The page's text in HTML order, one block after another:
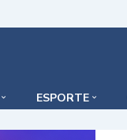
ESPORTE